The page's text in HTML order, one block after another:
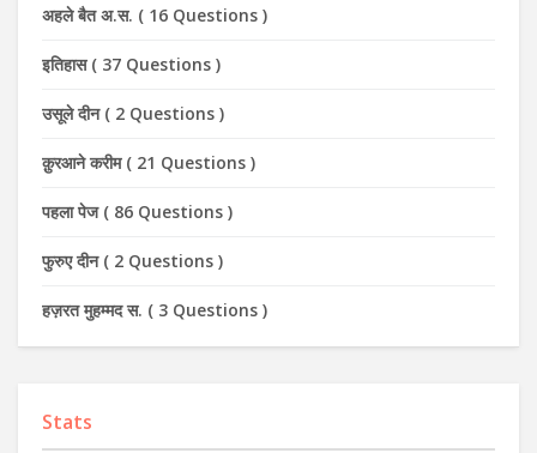
अहले बैत अ.स. ( 16 Questions )
इतिहास ( 37 Questions )
उसूले दीन ( 2 Questions )
क़ुरआने करीम ( 21 Questions )
पहला पेज ( 86 Questions )
फुरुए दीन ( 2 Questions )
हज़रत मुहम्मद स. ( 3 Questions )
Stats